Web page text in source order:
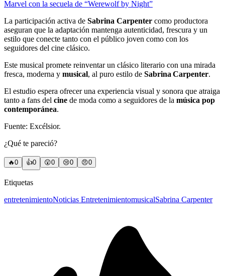
Marvel con la secuela de “Werewolf by Night”
La participación activa de Sabrina Carpenter como productora
aseguran que la adaptación mantenga autenticidad, frescura y un
estilo que conecte tanto con el público joven como con los
seguidores del cine clásico.
Este musical promete reinventar un clásico literario con una mirada
fresca, moderna y musical, al puro estilo de Sabrina Carpenter.
El estudio espera ofrecer una experiencia visual y sonora que atraiga
tanto a fans del cine de moda como a seguidores de la música pop
contemporánea.
Fuente: Excélsior.
¿Qué te pareció?
🔥0 👍0 😲0 😢0 😠0
Etiquetas
entretenimientoNoticias EntretenimientomusicalSabrina Carpenter